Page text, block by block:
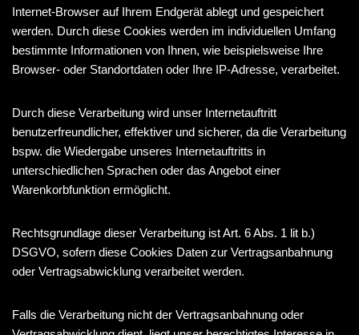
Internet-Browser auf Ihrem Endgerät ablegt und gespeichert
werden. Durch diese Cookies werden im individuellen Umfang
bestimmte Informationen von Ihnen, wie beispielsweise Ihre
Browser- oder Standortdaten oder Ihre IP-Adresse, verarbeitet.
Durch diese Verarbeitung wird unser Internetauftritt
benutzerfreundlicher, effektiver und sicherer, da die Verarbeitung
bspw. die Wiedergabe unseres Internetauftritts in
unterschiedlichen Sprachen oder das Angebot einer
Warenkorbfunktion ermöglicht.
Rechtsgrundlage dieser Verarbeitung ist Art. 6 Abs. 1 lit b.)
DSGVO, sofern diese Cookies Daten zur Vertragsanbahnung
oder Vertragsabwicklung verarbeitet werden.
Falls die Verarbeitung nicht der Vertragsanbahnung oder